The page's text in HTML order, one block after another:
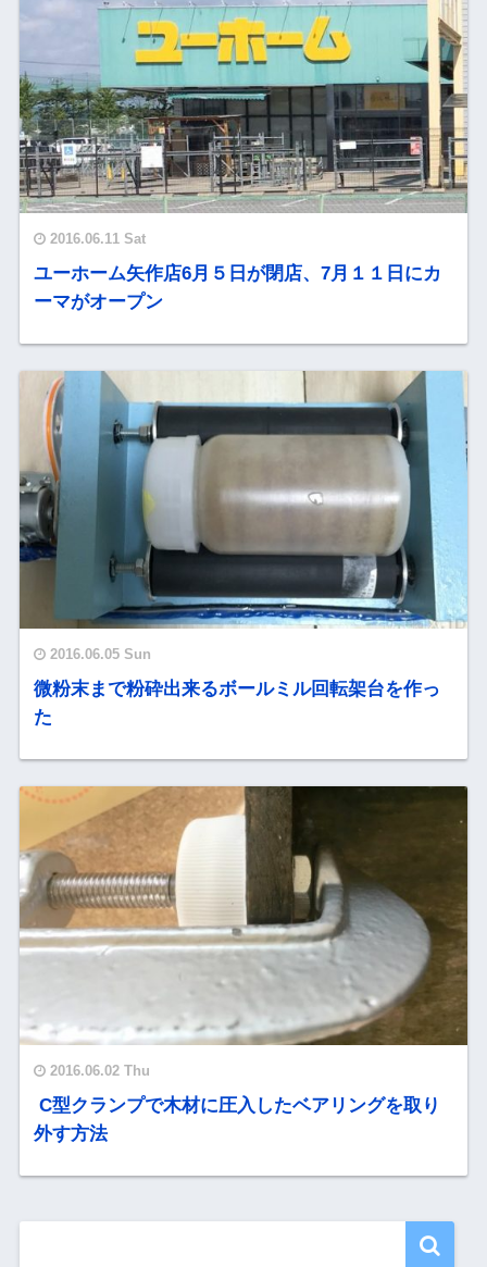
2016.06.11 Sat
ユーホーム矢作店6月５日が閉店、7月１１日にカ
ーマがオープン
2016.06.05 Sun
微粉末まで粉砕出来るボールミル回転架台を作っ
た
2016.06.02 Thu
C型クランプで木材に圧入したベアリングを取り
外す方法